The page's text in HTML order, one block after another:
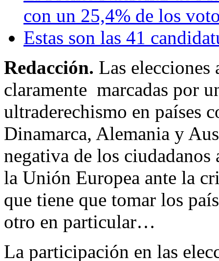
con un 25,4% de los
Estas son las 41
Redacción. Las elecciones
claramente marcadas por
ultraderechismo en países
Dinamarca, Alemania y
negativa de los ciudadanos
la Unión Europea ante la
que tiene que tomar los
otro en particular…
La participación en las